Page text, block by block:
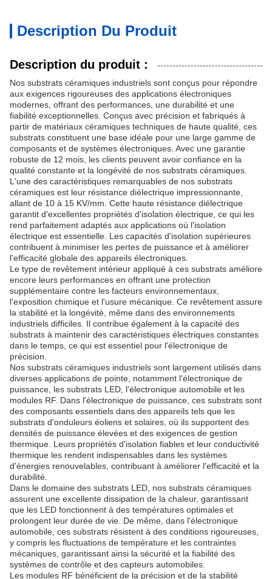
Description Du Produit
Description du produit :
Nos substrats céramiques industriels sont conçus pour répondre
aux exigences rigoureuses des applications électroniques
modernes, offrant des performances, une durabilité et une
fiabilité exceptionnelles. Conçus avec précision et fabriqués à
partir de matériaux céramiques techniques de haute qualité, ces
substrats constituent une base idéale pour une large gamme de
composants et de systèmes électroniques. Avec une garantie
robuste de 12 mois, les clients peuvent avoir confiance en la
qualité constante et la longévité de nos substrats céramiques.
L'une des caractéristiques remarquables de nos substrats
céramiques est leur résistance diélectrique impressionnante,
allant de 10 à 15 KV/mm. Cette haute résistance diélectrique
garantit d'excellentes propriétés d'isolation électrique, ce qui les
rend parfaitement adaptés aux applications où l'isolation
électrique est essentielle. Les capacités d'isolation supérieures
contribuent à minimiser les pertes de puissance et à améliorer
l'efficacité globale des appareils électroniques.
Le type de revêtement intérieur appliqué à ces substrats améliore
encore leurs performances en offrant une protection
supplémentaire contre les facteurs environnementaux,
l'exposition chimique et l'usure mécanique. Ce revêtement assure
la stabilité et la longévité, même dans des environnements
industriels difficiles. Il contribue également à la capacité des
substrats à maintenir des caractéristiques électriques constantes
dans le temps, ce qui est essentiel pour l'électronique de
précision.
Nos substrats céramiques industriels sont largement utilisés dans
diverses applications de pointe, notamment l'électronique de
puissance, les substrats LED, l'électronique automobile et les
modules RF. Dans l'électronique de puissance, ces substrats sont
des composants essentiels dans des appareils tels que les
substrats d'onduleurs éoliens et solaires, où ils supportent des
densités de puissance élevées et des exigences de gestion
thermique. Leurs propriétés d'isolation fiables et leur conductivité
thermique les rendent indispensables dans les systèmes
d'énergies renouvelables, contribuant à améliorer l'efficacité et la
durabilité.
Dans le domaine des substrats LED, nos substrats céramiques
assurent une excellente dissipation de la chaleur, garantissant
que les LED fonctionnent à des températures optimales et
prolongent leur durée de vie. De même, dans l'électronique
automobile, ces substrats résistent à des conditions rigoureuses,
y compris les fluctuations de température et les contraintes
mécaniques, garantissant ainsi la sécurité et la fiabilité des
systèmes de contrôle et des capteurs automobiles.
Les modules RF bénéficient de la précision et de la stabilité